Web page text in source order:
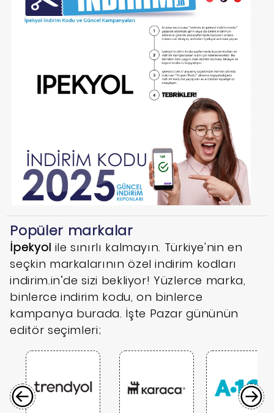
Popüler markalar
İpekyol ile sınırlı kalmayın. Türkiye'nin en
seçkin markalarının özel indirim kodları
indirim.in’de sizi bekliyor! Yüzlerce marka,
binlerce indirim kodu, on binlerce
kampanya burada. İşte Pazar gününün
editör seçimleri;